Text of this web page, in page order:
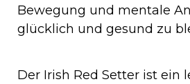
Bewegung und mentale
glücklich und gesund zu
Der Irish Red Setter ist ein